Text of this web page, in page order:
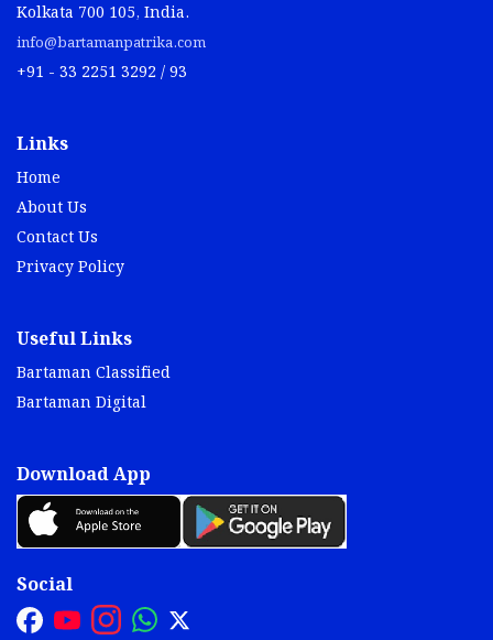
Kolkata 700 105, India.
info@bartamanpatrika.com
+91 - 33 2251 3292 / 93
Links
Home
About Us
Contact Us
Privacy Policy
Useful Links
Bartaman Classified
Bartaman Digital
Download App
Social